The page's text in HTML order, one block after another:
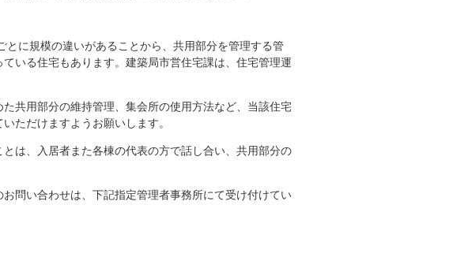
に規模の違いがあることから、共用部分を管理する管
いる住宅もあります。建築局市営住宅課は、住宅管理運
共用部分の維持管理、集会所の使用方法など、当該住宅
ただけますようお願いします。
は、入居者また各棟の代表の方で話し合い、共用部分の
問い合わせは、下記指定管理者事務所にて受け付けてい